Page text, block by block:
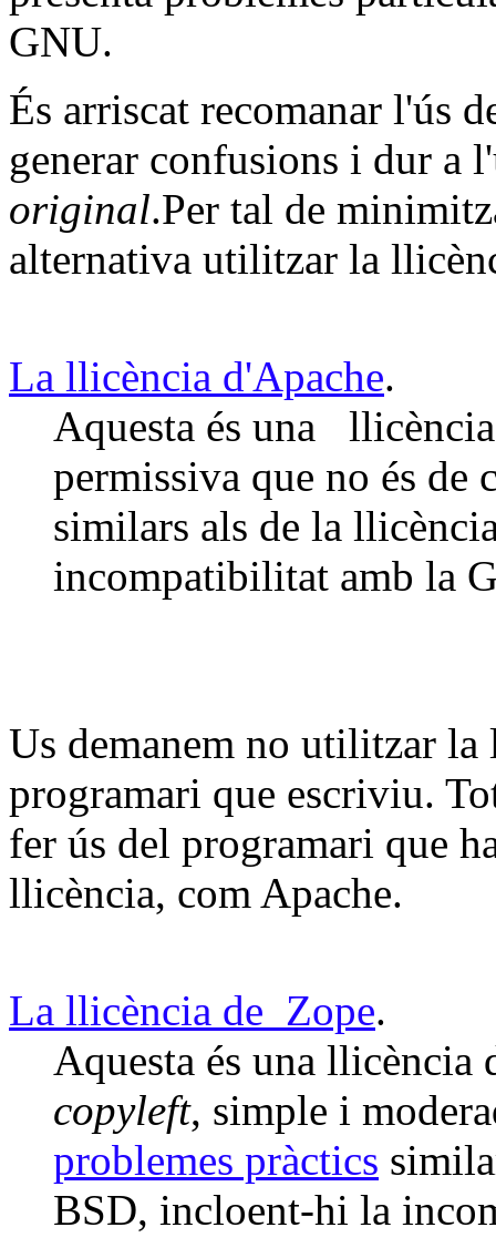
GNU.
És arriscat recomanar l'ús
generar confusions i dur a
original.Per tal de
alternativa utilitzar la
La llicència d'Apache.
Aquesta és una
permissiva que no és
similars als de la
incompatibilitat amb la
Us demanem no utilitzar
programari que escriviu.
fer ús del programari que
llicència, com Apache.
La llicència de Zope.
Aquesta és una llicència
copyleft, simple i
problemes pràctics
BSD, incloent-hi la